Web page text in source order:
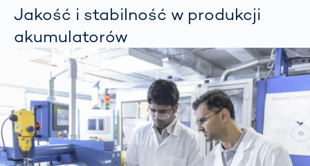
Jakość i stabilność w produkcji
akumulatorów